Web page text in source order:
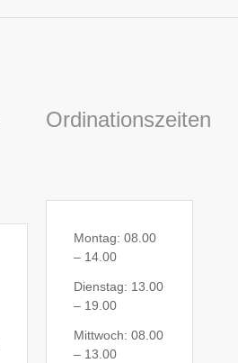
Ordinationszeiten
Montag: 08.00
– 14.00
Dienstag: 13.00
– 19.00
Mittwoch: 08.00
– 13.00